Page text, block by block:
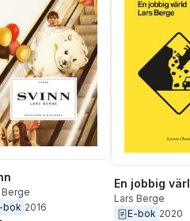
Berge
bok 2016
En jobbig
Lars Berge
E-bok 2020